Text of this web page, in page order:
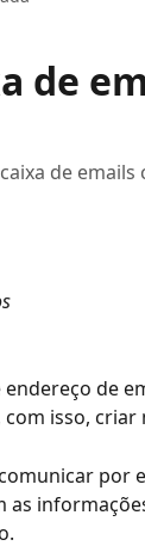
de
de
de
isso,
por
as